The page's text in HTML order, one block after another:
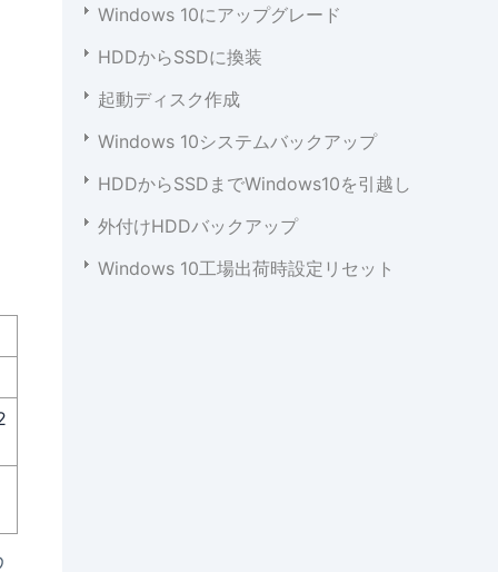
Windows 10にアップグレード
HDDからSSDに換装
起動ディスク作成
Windows 10システムバックアップ
HDDからSSDまでWindows10を引越し
外付けHDDバックアップ
Windows 10工場出荷時設定リセット